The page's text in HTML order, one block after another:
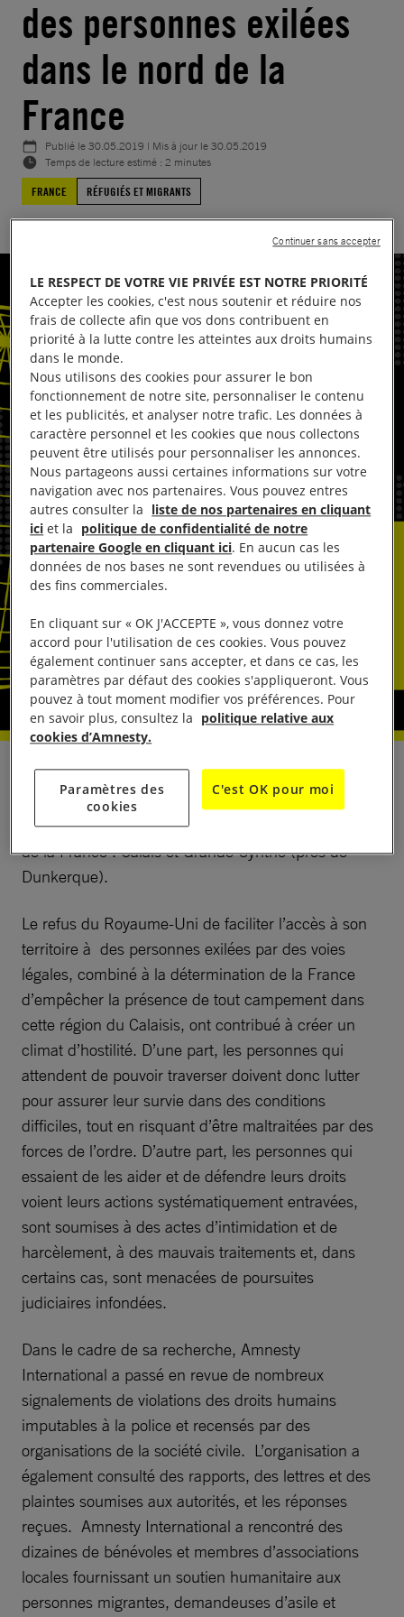
des personnes exilées
dans le nord de la
France
Publié le30.05.2019 | Mis à jour le30.05.2019
Temps de lecture estimé : 2 minutes
FRANCE
RÉFUGIÉS ET MIGRANTS
La publication de ce rapport est l’aboutissement
d’une enquête menée au cours des deux dernières
années dans deux villes de la zone côtière du nord
de la France : Calais et Grande-Synthe (près de
Dunkerque).
Le refus du Royaume-Uni de faciliter l’accès à son
territoire à des personnes exilées par des voies
légales, combiné à la détermination de la France
d’empêcher la présence de tout campement dans
cette région du Calaisis, ont contribué à créer un
climat d’hostilité. D’une part, les personnes qui
attendent de pouvoir traverser doivent donc lutter
pour assurer leur survie dans des conditions
difficiles, tout en risquant d’être maltraitées par des
forces de l’ordre. D’autre part, les personnes qui
essaient de les aider et de défendre leurs droits
voient leurs actions systématiquement entravées,
sont soumises à des actes d’intimidation et de
harcèlement, à des mauvais traitements et, dans
certains cas, sont menacées de poursuites
judiciaires infondées.
Dans le cadre de sa recherche, Amnesty
International a passé en revue de nombreux
signalements de violations des droits humains
imputables à la police et recensés par des
organisations de la société civile. L’organisation a
également consulté des rapports, des lettres et des
plaintes soumises aux autorités, et les réponses
reçues. Amnesty International a rencontré des
dizaines de bénévoles et membres d’associations
locales fournissant un soutien humanitaire aux
personnes migrantes, demandeuses d’asile et
LE RESPECT DE VOTRE VIE PRIVÉE EST NOTRE PRIORITÉ
Accepter les cookies, c'est nous soutenir et réduire nos
frais de collecte afin que vos dons contribuent en
priorité à la lutte contre les atteintes aux droits humains
dans le monde.
Nous utilisons des cookies pour assurer le bon
fonctionnement de notre site, personnaliser le contenu
et les publicités, et analyser notre trafic. Les données à
caractère personnel et les cookies que nous collectons
peuvent être utilisés pour personnaliser les annonces.
Nous partageons aussi certaines informations sur votre
navigation avec nos partenaires. Vous pouvez entres
autres consulter la liste de nos partenaires en cliquant
ici et la politique de confidentialité de notre
partenaire Google en cliquant ici. En aucun cas les
données de nos bases ne sont revendues ou utilisées à
des fins commerciales.
En cliquant sur « OK J'ACCEPTE », vous donnez votre
accord pour l'utilisation de ces cookies. Vous pouvez
également continuer sans accepter, et dans ce cas, les
paramètres par défaut des cookies s'appliqueront. Vous
pouvez à tout moment modifier vos préférences. Pour
en savoir plus, consultez la politique relative aux
cookies d’Amnesty.
Paramètres des
cookies
C'est OK pour moi
Continuer sans accepter